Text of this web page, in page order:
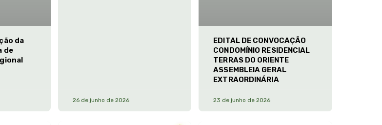
da
de
26 de junho de 2026
EDITAL DE CONVOCAÇÃO
CONDOMÍNIO RESIDENCIAL
TERRAS DO ORIENTE
ASSEMBLEIA GERAL
EXTRAORDINÁRIA
23 de junho de 2026